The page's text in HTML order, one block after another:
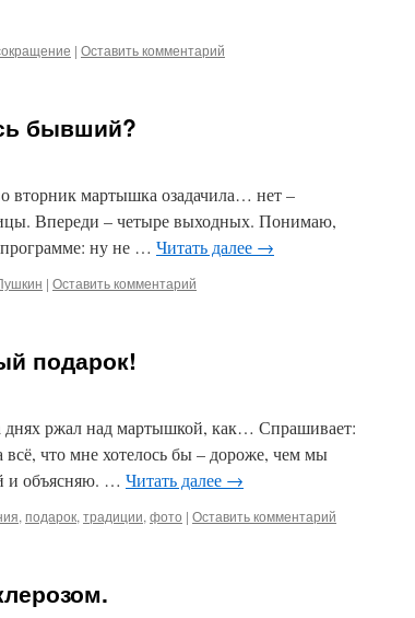
| Оставить комментарий
бывший?
вторник мартышка озадачила… нет –
Впереди – четыре выходных. Понимаю,
программе: ну не … Читать далее →
| Оставить комментарий
подарок!
ржал над мартышкой, как… Спрашивает:
что мне хотелось бы – дороже, чем мы
и объясняю. … Читать далее →
, подарок, традиции, фото | Оставить комментарий